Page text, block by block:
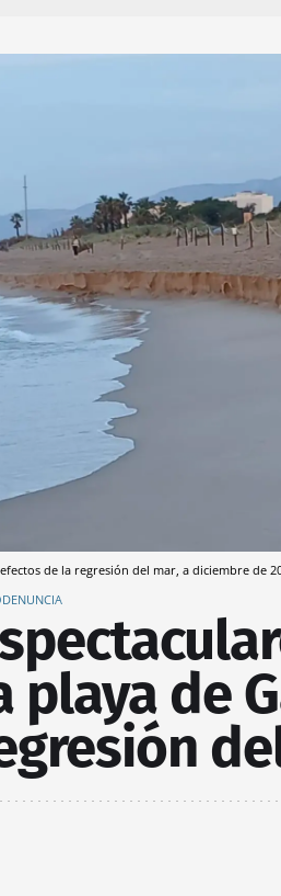
de la regresión del mar, a diciembre de
playa de